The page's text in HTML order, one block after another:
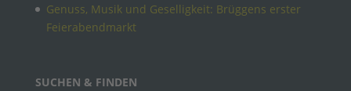
Genuss, Musik und Geselligkeit: Brüggens erster
Feierabendmarkt
SUCHEN & FINDEN